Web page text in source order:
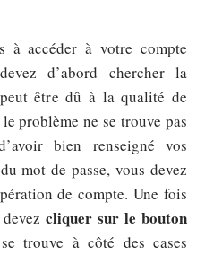
à accéder à votre compte
d’abord chercher la
être dû à la qualité de
problème ne se trouve pas
bien renseigné vos
mot de passe, vous devez
de compte. Une fois
cliquer sur le bouton
trouve à côté des cases